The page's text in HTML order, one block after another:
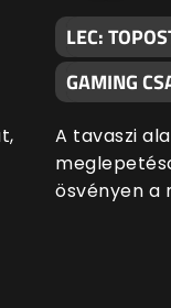
LEC:
GAMING
A tavaszi
ösvényen a